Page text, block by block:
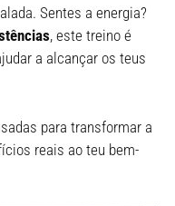
Sentes a energia?
, este treino é
a alcançar os teus
para transformar a
reais ao teu bem-